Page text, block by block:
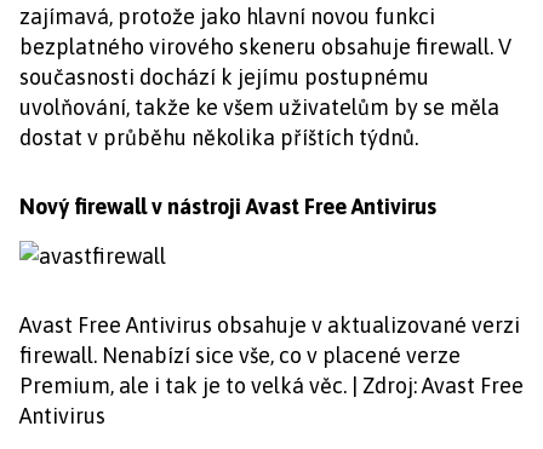
zajímavá, protože jako hlavní novou funkci
bezplatného virového skeneru obsahuje firewall. V
současnosti dochází k jejímu postupnému
uvolňování, takže ke všem uživatelům by se měla
dostat v průběhu několika příštích týdnů.
Nový firewall v nástroji Avast Free Antivirus
Avast Free Antivirus obsahuje v aktualizované verzi
firewall. Nenabízí sice vše, co v placené verze
Premium, ale i tak je to velká věc. | Zdroj: Avast Free
Antivirus